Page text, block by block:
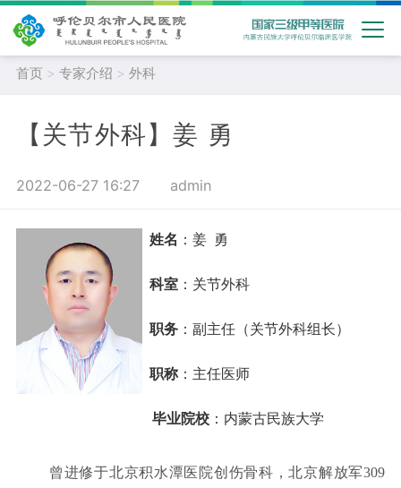
首页 > 专家介绍 > 外科
【关节外科】姜 勇
2022-06-27 16:27 admin
姓名 ：姜 勇
科室： 关节外科
职务：副主任（关节外科组长）
职称：主任医师
毕业院校： 内蒙古民族大学
曾进修于北京积水潭医院创伤骨科，北京解放军309